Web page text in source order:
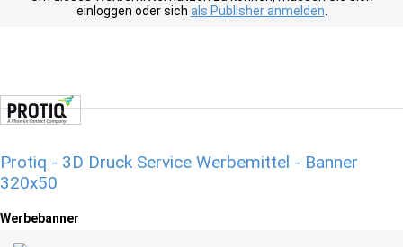
einloggen oder sich als Publisher anmelden
Protiq - 3D Druck Service Werbemittel - Banner
320x50
Werbebanner